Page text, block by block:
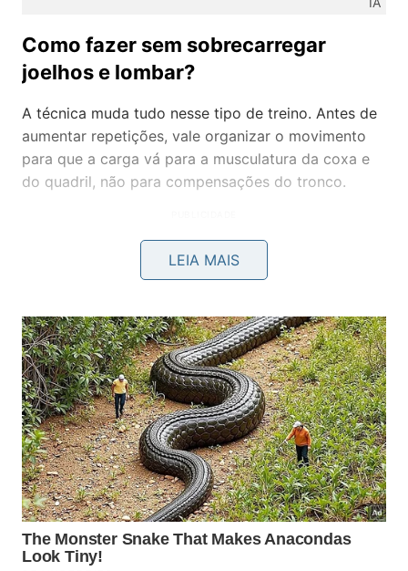
Como fazer sem sobrecarregar
joelhos e lombar?
A técnica muda tudo nesse tipo de treino. Antes de
aumentar repetições, vale organizar o movimento
para que a carga vá para a musculatura da coxa e
do quadril, não para compensações do tronco.
Use uma cadeira firme, encostada na parede.
Mantenha o pé inteiro apoiado, sem deixar o
calcanhar subir.
Incline o tronco só o necessário para levantar,
LEIA MAIS